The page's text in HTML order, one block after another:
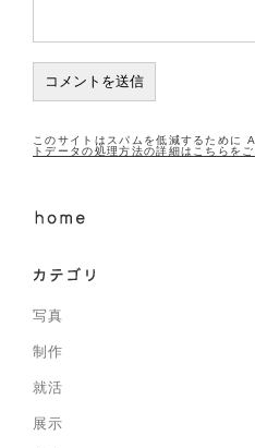
このサイトはスパムを低減するために
トデータの処理方法の詳細はこちらを
写真
制作
就活
展示